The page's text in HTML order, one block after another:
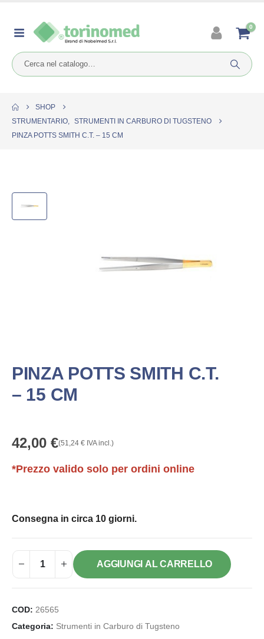
0
SHOP
STRUMENTARIO, STRUMENTI IN CARBURO DI TUGSTENO
PINZA POTTS SMITH C.T. – 15 CM
PINZA POTTS SMITH C.T.
– 15 CM
42,00 €(51,24 € IVA incl.)
*Prezzo valido solo per ordini online
Consegna in circa 10 giorni.
AGGIUNGI AL CARRELLO
COD: 26565
Categoria: Strumenti in Carburo di Tugsteno